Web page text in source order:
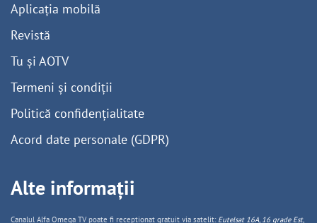
Aplicația mobilă
Revistă
Tu și AOTV
Termeni și condiții
Politică confidențialitate
Acord date personale (GDPR)
Alte informații
Canalul Alfa Omega TV poate fi recepționat gratuit via satelit: Eutelsat 16A, 16 grade Est,